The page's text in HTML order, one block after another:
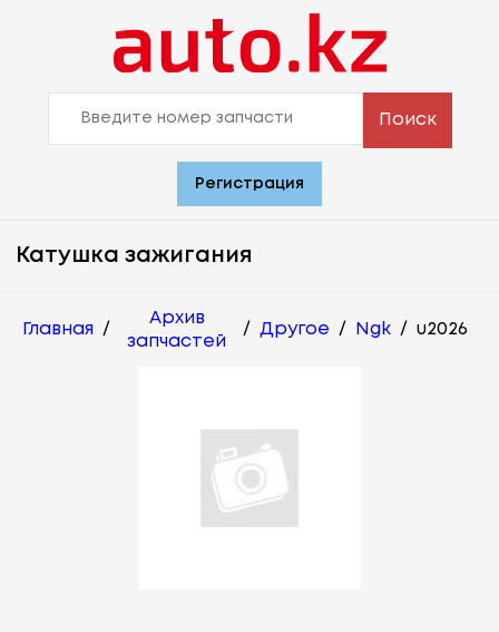
Поиск
Регистрация
Катушка зажигания
Главная /
Архив
запчастей
/ Другое / Ngk / u2026